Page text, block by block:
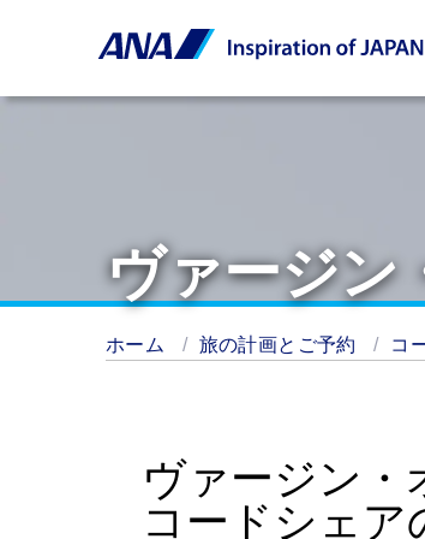
ヴァージン
ホーム 旅の計画とご予約 コ
ヴァージン・
コードシェア